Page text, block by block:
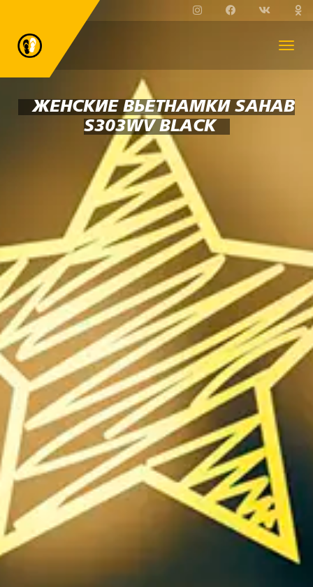
ЖЕНСКИЕ ВЬЕТНАМКИ SAHAB
S303WV BLACK